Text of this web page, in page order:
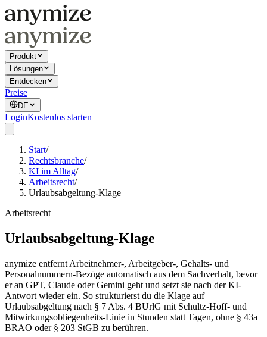
Produkt
Lösungen
Entdecken
Preise
DE
LoginKostenlos starten
Start/
Rechtsbranche/
KI im Alltag/
Arbeitsrecht/
Urlaubsabgeltung-Klage
Arbeitsrecht
Urlaubsabgeltung-Klage
anymize entfernt Arbeitnehmer-, Arbeitgeber-, Gehalts- und
Personalnummern-Bezüge automatisch aus dem Sachverhalt, bevor
er an GPT, Claude oder Gemini geht und setzt sie nach der KI-
Antwort wieder ein. So strukturierst du die Klage auf
Urlaubsabgeltung nach § 7 Abs. 4 BUrlG mit Schultz-Hoff- und
Mitwirkungsobliegenheits-Linie in Stunden statt Tagen, ohne § 43a
BRAO oder § 203 StGB zu berühren.